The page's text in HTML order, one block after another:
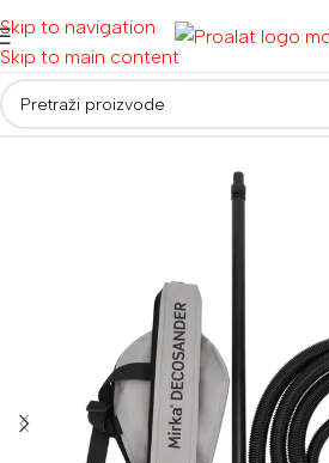
Skip to navigation
Skip to main content
Početna/ Ručni alati i oprema